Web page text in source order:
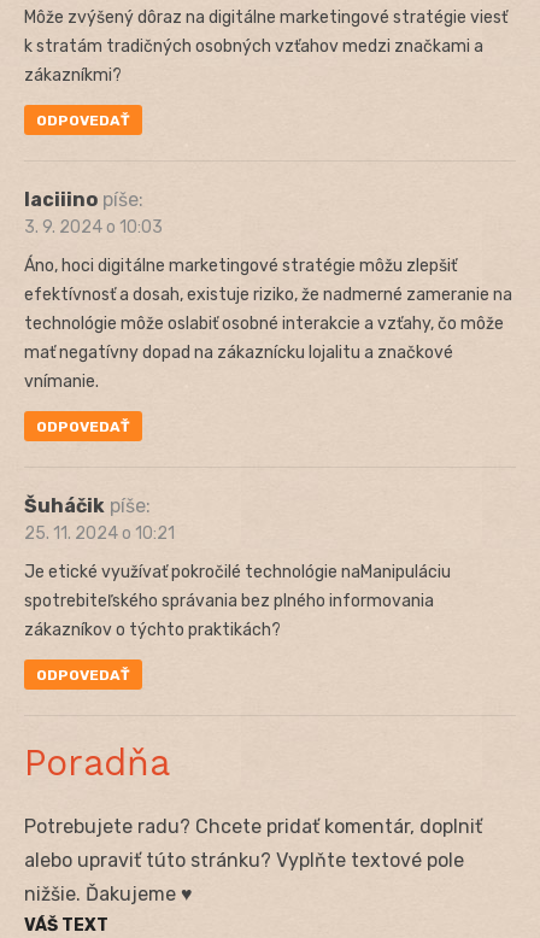
Môže zvýšený dôraz na digitálne marketingové stratégie viesť
k stratám tradičných osobných vzťahov medzi značkami a
zákazníkmi?
ODPOVEDAŤ
laciiino píše:
3. 9. 2024 o 10:03
Áno, hoci digitálne marketingové stratégie môžu zlepšiť
efektívnosť a dosah, existuje riziko, že nadmerné zameranie na
technológie môže oslabiť osobné interakcie a vzťahy, čo môže
mať negatívny dopad na zákaznícku lojalitu a značkové
vnímanie.
ODPOVEDAŤ
Šuháčik píše:
25. 11. 2024 o 10:21
Je etické využívať pokročilé technológie naManipuláciu
spotrebiteľského správania bez plného informovania
zákazníkov o týchto praktikách?
ODPOVEDAŤ
Poradňa
Potrebujete radu? Chcete pridať komentár, doplniť
alebo upraviť túto stránku? Vyplňte textové pole
nižšie. Ďakujeme ♥
VÁŠ TEXT